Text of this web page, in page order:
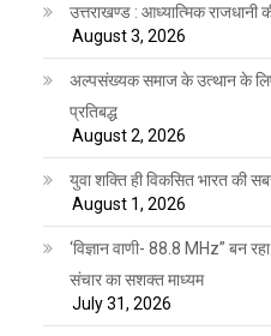
उत्तराखण्ड : आध्यात्मिक राजधानी
August 3, 2026
अल्पसंख्यक समाज के उत्थान के
प्रतिबद्ध
August 2, 2026
युवा शक्ति ही विकसित भारत की
August 1, 2026
‘विज्ञान वाणी- 88.8 MHz” बन
संचार का सशक्त माध्यम
July 31, 2026